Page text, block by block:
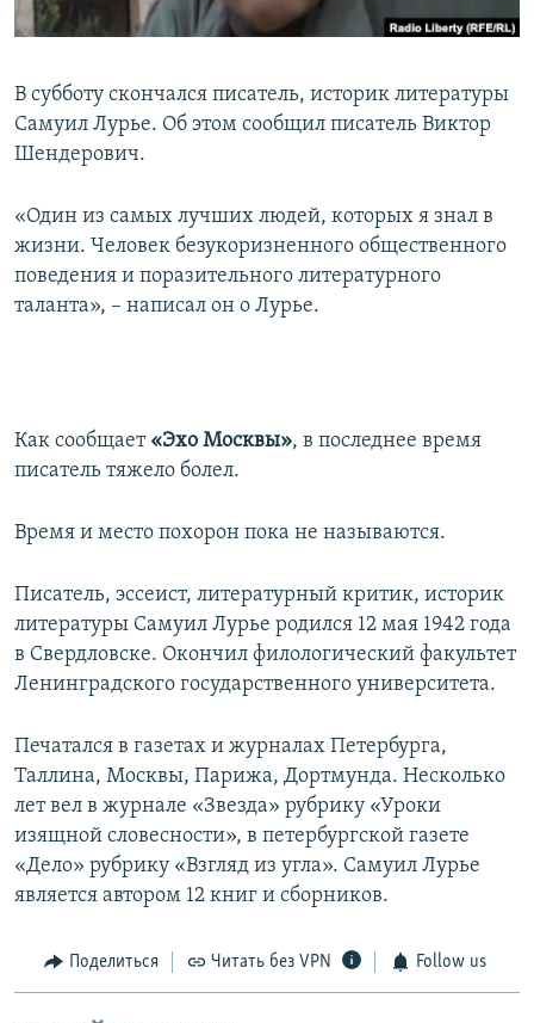
ПОБЕДИТЕЛЕЙ НЕ СУДЯТ?
ELIFBE
УКРАИНСКАЯ ПРОБЛЕМА КРЫМА
ПРИСОЕДИНЯЙТЕСЬ!
В субботу скончался писатель, историк литературы
Самуил Лурье. Об этом сообщил писатель Виктор
Шендерович.
«Один из самых лучших людей, которых я знал в
жизни. Человек безукоризненного общественного
поведения и поразительного литературного
таланта», – написал он о Лурье.
Как сообщает «Эхо Москвы», в последнее время
писатель тяжело болел.
Время и место похорон пока не называются.
Писатель, эссеист, литературный критик, историк
литературы Самуил Лурье родился 12 мая 1942 года
в Свердловске. Окончил филологический факультет
Ленинградского государственного университета.
Печатался в газетах и журналах Петербурга,
Таллина, Москвы, Парижа, Дортмунда. Несколько
лет вел в журнале «Звезда» рубрику «Уроки
изящной словесности», в петербургской газете
«Дело» рубрику «Взгляд из угла». Самуил Лурье
является автором 12 книг и сборников.
Поделиться Читать без VPN Follow us